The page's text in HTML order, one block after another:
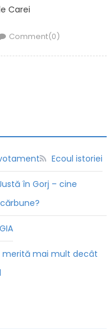
Carei
Comment(0)
Ecoul istoriei
în Gorj – cine
merită mai mult decât